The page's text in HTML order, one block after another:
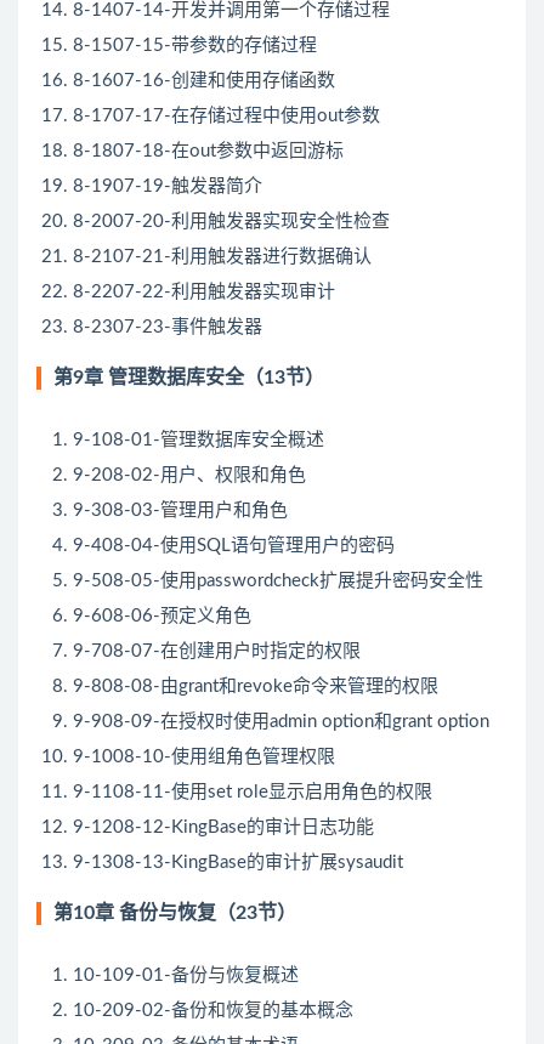
8-1407-14-开发并调用第一个存储过程
8-1507-15-带参数的存储过程
8-1607-16-创建和使用存储函数
8-1707-17-在存储过程中使用out参数
8-1807-18-在out参数中返回游标
8-1907-19-触发器简介
8-2007-20-利用触发器实现安全性检查
8-2107-21-利用触发器进行数据确认
8-2207-22-利用触发器实现审计
8-2307-23-事件触发器
第9章 管理数据库安全（13节）
9-108-01-管理数据库安全概述
9-208-02-用户、权限和角色
9-308-03-管理用户和角色
9-408-04-使用SQL语句管理用户的密码
9-508-05-使用passwordcheck扩展提升密码安全性
9-608-06-预定义角色
9-708-07-在创建用户时指定的权限
9-808-08-由grant和revoke命令来管理的权限
9-908-09-在授权时使用admin option和grant option
9-1008-10-使用组角色管理权限
9-1108-11-使用set role显示启用角色的权限
9-1208-12-KingBase的审计日志功能
9-1308-13-KingBase的审计扩展sysaudit
第10章 备份与恢复（23节）
10-109-01-备份与恢复概述
10-209-02-备份和恢复的基本概念